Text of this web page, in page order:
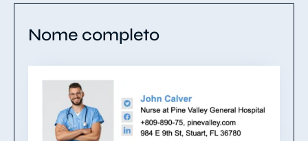
Nome completo